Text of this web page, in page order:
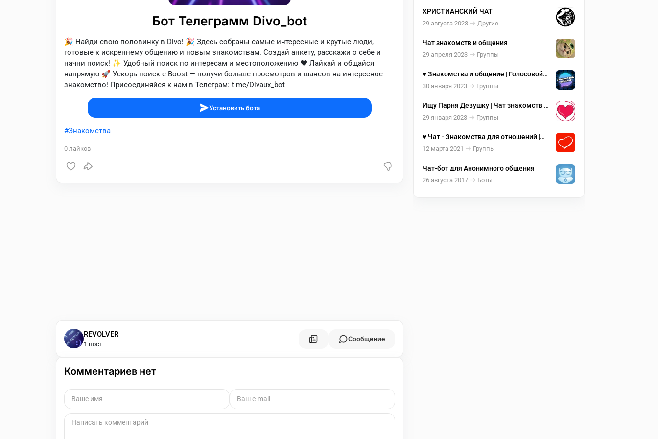
Бот Телеграмм Divo_bot
🎉 Найди свою половинку в Divo! 🎉 Здесь собраны самые интересные и крутые люди,
готовые к искреннему общению и новым знакомствам. Создай анкету, расскажи о себе и
начни поиск! ✨ Удобный поиск по интересам и местоположению ❤️ Лайкай и общайся
напрямую 🚀 Ускорь поиск с Boost — получи больше просмотров и шансов на интересное
знакомство! Присоединяйся к нам в Телеграм: t.me/Divaux_bot
Установить бота
Знакомства
0 лайков
REVOLVER
1 пост
Сообщение
Комментариев нет
ХРИСТИАНСКИЙ ЧАТ
29 августа 2023 Другие
Чат знакомств и общения
29 апреля 2023 Группы
♥️ Знакомства и общение | Голосовой
чат | Троллинг ?
30 января 2023 Группы
Ищу Парня Девушку | Чат знакомств и
общения ♥️
29 января 2023 Группы
♥️ Чат - Знакомства для отношений |
Дружбы | Общения ♥️
12 марта 2021 Группы
Чат-бот для Анонимного общения
26 августа 2017 Боты